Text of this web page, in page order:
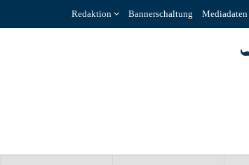
Redaktion Bannerschaltung Mediadaten